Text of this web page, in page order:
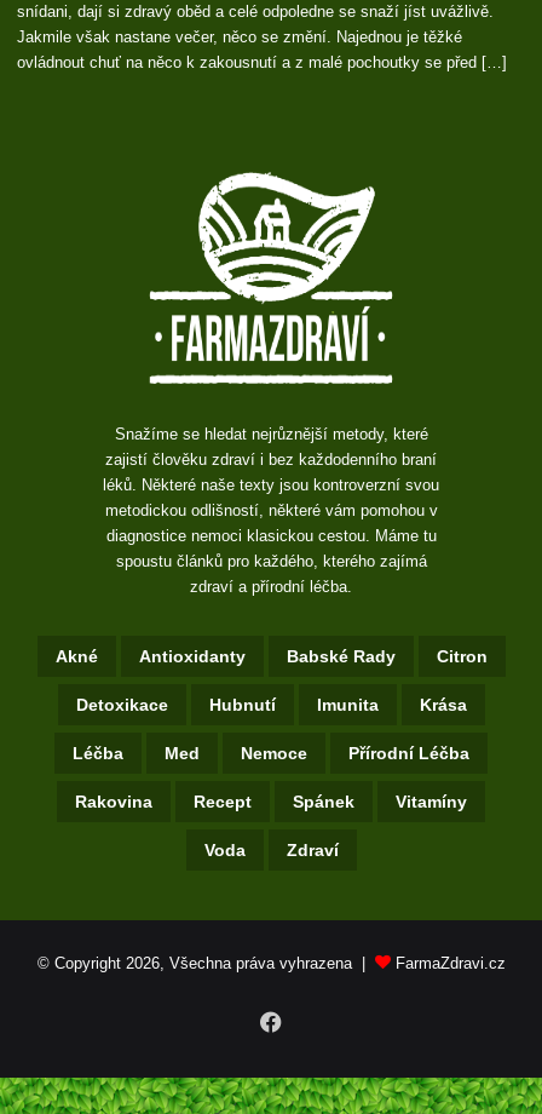
snídani, dají si zdravý oběd a celé odpoledne se snaží jíst uvážlivě.
Jakmile však nastane večer, něco se změní. Najednou je těžké
ovládnout chuť na něco k zakousnutí a z malé pochoutky se před […]
Snažíme se hledat nejrůznější metody, které
zajistí člověku zdraví i bez každodenního braní
léků. Některé naše texty jsou kontroverzní svou
metodickou odlišností, některé vám pomohou v
diagnostice nemoci klasickou cestou. Máme tu
spoustu článků pro každého, kterého zajímá
zdraví a přírodní léčba.
Akné Antioxidanty Babské Rady Citron
Detoxikace Hubnutí Imunita Krása
Léčba Med Nemoce Přírodní Léčba
Rakovina Recept Spánek Vitamíny
Voda Zdraví
© Copyright 2026, Všechna práva vyhrazena | FarmaZdravi.cz